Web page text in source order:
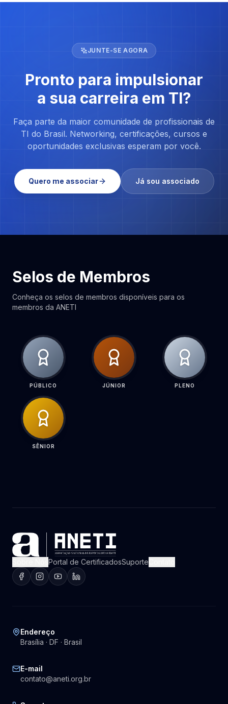
JUNTE-SE AGORA
Pronto para impulsionar
a sua carreira em TI?
Faça parte da maior comunidade de profissionais de
TI do Brasil. Networking, certificações, cursos e
oportunidades exclusivas esperam por você.
Quero me associar Já sou associado
Selos de Membros
Conheça os selos de membros disponíveis para os
membros da ANETI
PÚBLICO JÚNIOR PLENO
SÊNIOR
Portal de CertificadosSuporte
Endereço
Brasília · DF · Brasil
E-mail
contato@aneti.org.br